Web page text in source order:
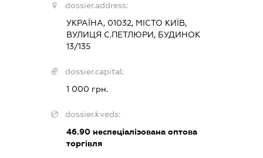
dossier.address:
УКРАЇНА, 01032, МІСТО КИЇВ,
ВУЛИЦЯ С.ПЕТЛЮРИ, БУДИНОК
13/135
dossier.capital:
1 000 грн.
dossier.kveds:
46.90неспеціалізована оптова
торгівля